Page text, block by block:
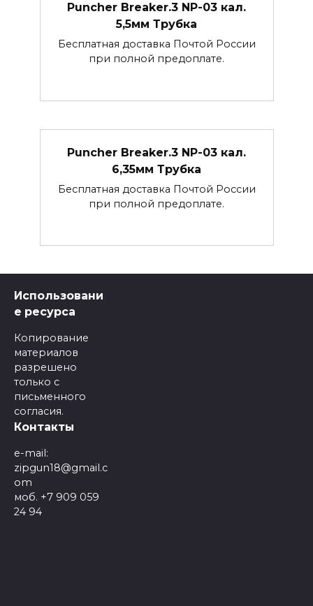
Puncher Breaker.3 NP-03 кал.
5,5мм Трубка
Бесплатная доставка Почтой России
при полной предоплате.
Puncher Breaker.3 NP-03 кал.
6,35мм Трубка
Бесплатная доставка Почтой России
при полной предоплате.
Использовани
е ресурса
Копирование
материалов
разрешено
только с
письменного
согласия.
Контакты
e-mail:
zipgun18@gmail.c
om
моб. +7 909 059
24 94